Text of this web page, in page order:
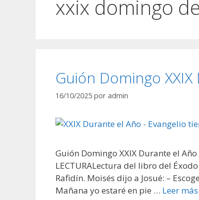
xxix domingo
Guión Domingo
16/10/2025 por admin
Guión Domingo XXIX Durante el Año
LECTURALectura del libro del
Rafidín. Moisés dijo a Josué: –
Mañana yo estaré en pie … Leer más